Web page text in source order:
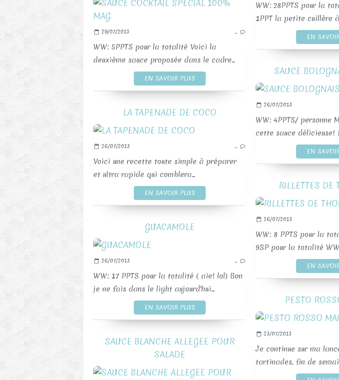
WW: 28PPTS pour la
1PPT la petite cuillère
EN
SAUCES
29/07/2013 …
WW: 5PPTS pour la totalité Voici la
deuxième sauce proposée dans le cadre...
EN SAVOIR PLUS
SAUCE
26/07/2013
WW: 4PPTS/ personne
cette sauce délicieuse!
EN
LA TAPENADE DE COCO
SAUCES
26/07/2013 …
Voici une recette toute simple à préparer
et ultra rapide qui comblera...
EN SAVOIR PLUS
RILLETTES DE
26/07/2013
WW: 8 PPTS pour la
9SP pour la totalité
EN
GUACAMOLE
SAUCES
26/07/2013 …
WW: 17 PPTS pour la totalité ( aie! lol) Bon
je ne fais dans le light aujourd'hui...
EN SAVOIR PLUS
PESTO
23/07/2013
Je continue sur ma
tartinades, fin de
SAUCE BLANCHE ALLEGEE POUR
SALADE
SAUCES